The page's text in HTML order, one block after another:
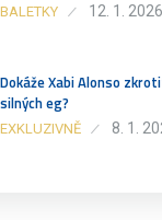
BALETKY 12. 1. 2026
Dokáže Xabi Alonso
silných eg?
EXKLUZIVNĚ 8. 1.